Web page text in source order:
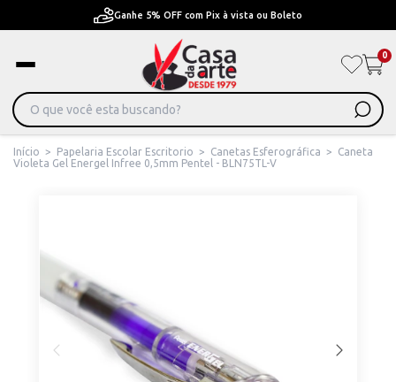
Ganhe 5% OFF com Pix à vista ou Boleto
0
Início > Papelaria Escolar Escritorio > Canetas Esferográfica >
Caneta
Violeta Gel Energel Infree 0,5mm Pentel - BLN75TL-V